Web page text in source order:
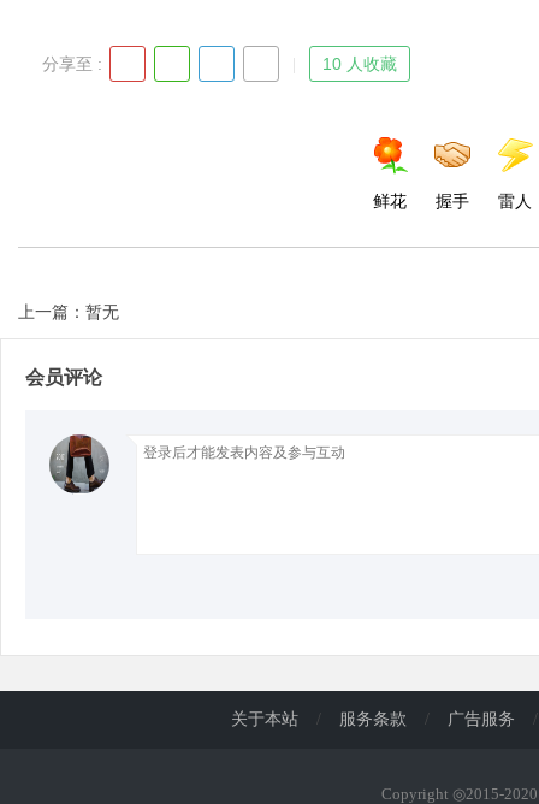
分享至 : 10 人收藏
鲜花 握手 雷人
上一篇：暂无
会员评论
关于本站 / 服务条款 / 广告服务 /
Copyright ◎2015-